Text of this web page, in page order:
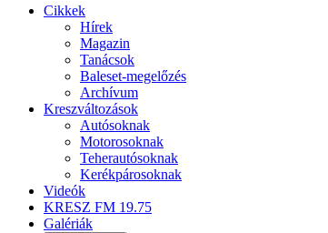
Cikkek
Hírek
Magazin
Tanácsok
Baleset-megelőzés
Archívum
Kreszváltozások
Autósoknak
Motorosoknak
Teherautósoknak
Kerékpárosoknak
Videók
KRESZ FM 19.75
Galériák